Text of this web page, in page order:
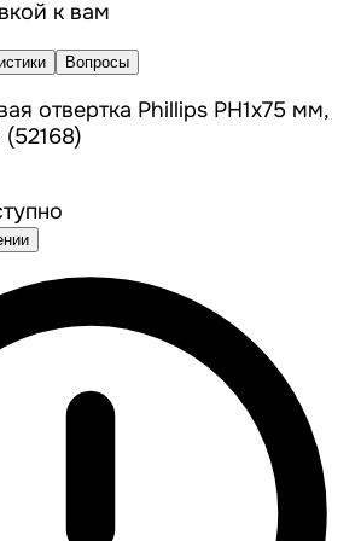
к вам
Вопросы
отвертка Phillips PH1x75 мм,
(52168)